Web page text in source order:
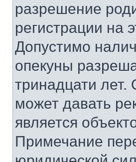
разрешение
регистрации на
Допустимо
опекуны
тринадцати
может давать
является
Примечание